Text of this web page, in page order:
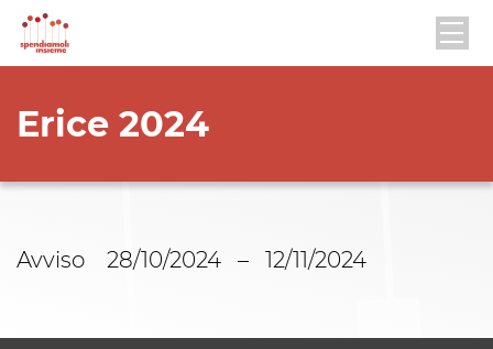
Erice 2024
Avviso 28/10/2024 – 12/11/2024